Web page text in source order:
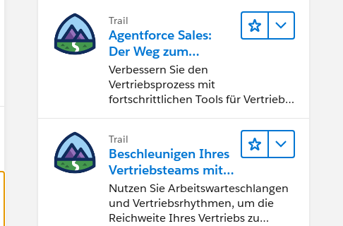
Trail
Agentforce Sales:
Der Weg zum
Vertriebsspezialisten
Verbessern Sie den
Vertriebsprozess mit
fortschrittlichen Tools für Vertrieb
Implementieren Sie strategische
Vertriebsprogramme und schließen
Sie den Lead-zu-Cash-Zyklus
erfolgreich ab.
Trail
Beschleunigen Ihres
Vertriebsteams mit
Sales Engagement
Nutzen Sie Arbeitswarteschlangen
und Vertriebsrhythmen, um die
Reichweite Ihres Vertriebs zu